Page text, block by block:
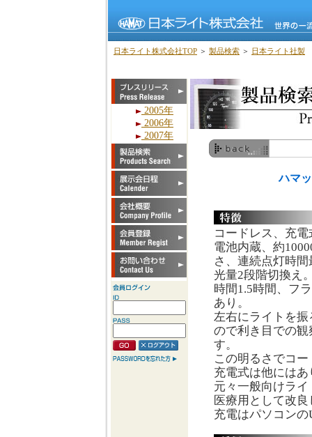
日本ライト株式会社TOP ＞ 製品検索 ＞ 日本ライト社製
2005年
2006年
2007年
ハマ
コードレス、充
電池内蔵、約
さ、連続点灯時
光量2段階切換え
時間1.5時間、フ
あり。
左右にライトを
ので利き目での観
す。
この明るさでコ
充電式は他には
元々一般向けラ
医療用として改
充電はパソコンの